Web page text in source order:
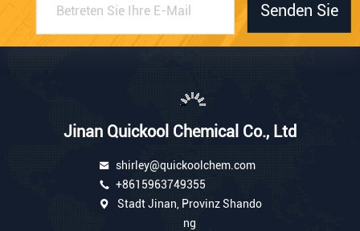
Senden Sie
Jinan Quickool Chemical Co., Ltd
shirley@quickoolchem.com
+8615963749355
Stadt Jinan, Provinz Shando
ng